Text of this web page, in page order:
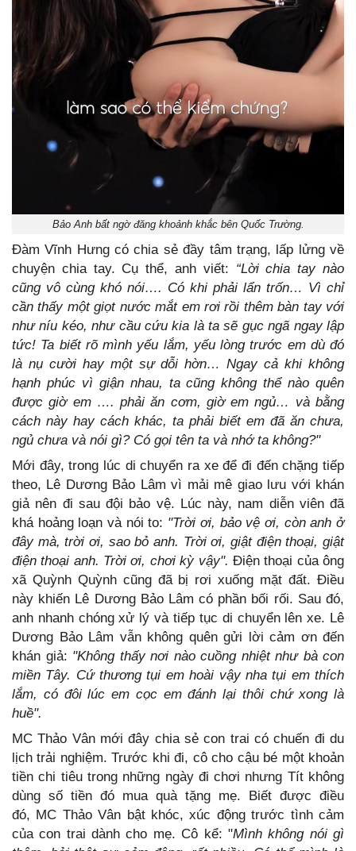
Bảo Anh bất ngờ đăng khoảnh khắc bên Quốc Trường.
Đàm Vĩnh Hưng có chia sẻ đầy tâm trạng, lấp lửng về
chuyện chia tay. Cụ thể, anh viết: “Lời chia tay nào
cũng vô cùng khó nói…. Có khi phải lẩn trốn… Vì chỉ
cần thấy một giọt nước mắt em rơi rồi thêm bàn tay với
như níu kéo, như cầu cứu kia là ta sẽ gục ngã ngay lập
tức! Ta biết rõ mình yếu lắm, yếu lòng trước em dù đó
là nụ cười hay một sự dỗi hờn…Ngay cả khi không
hạnh phúc vì giận nhau, ta cũng không thể nào quên
được giờ em …. phải ăn cơm, giờ em ngủ… và bằng
cách này hay cách khác, ta phải biết em đã ăn chưa,
ngủ chưa và nói gì? Có gọi tên ta và nhớ ta không?"
Mới đây, trong lúc di chuyển ra xe để đi đến chặng tiếp
theo, Lê Dương Bảo Lâm vì mải mê giao lưu với khán
giả nên đi sau đội bảo vệ. Lúc này, nam diễn viên đã
khá hoảng loạn và nói to: "Trời ơi, bảo vệ ơi, còn anh ở
đây mà, trời ơi, sao bỏ anh. Trời ơi, giật điện thoại, giật
điện thoại anh. Trời ơi, chơi kỳ vậy". Điện thoại của ông
xã Quỳnh Quỳnh cũng đã bị rơi xuống mặt đất. Điều
này khiến Lê Dương Bảo Lâm có phần bối rối. Sau đó,
anh nhanh chóng xử lý và tiếp tục di chuyển lên xe. Lê
Dương Bảo Lâm vẫn không quên gửi lời cảm ơn đến
khán giả: "Không thấy nơi nào cuồng nhiệt như bà con
miền Tây. Cứ thương tụi em hoài vậy nha tụi em thích
lắm, có đôi lúc em cọc em đánh lại thôi chứ xong là
huề".
MC Thảo Vân mới đây chia sẻ con trai có chuến đi du
lịch trải nghiệm. Trước khi đi, cô cho cậu bé một khoản
tiền chi tiêu trong những ngày đi chơi nhưng Tít không
dùng số tiền đó mua quà tặng mẹ. Biết được điều
đó, MC Thảo Vân bật khóc, xúc động trước tình cảm
của con trai dành cho mẹ. Cô kể: "Mình không nói gì